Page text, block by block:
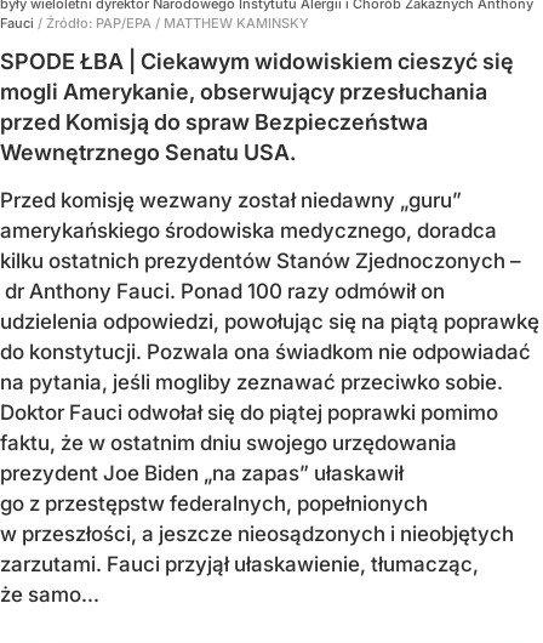
były wieloletni dyrektor Narodowego Instytutu Alergii i Chorób Zakaźnych Anthony
Fauci / Źródło: PAP/EPA / MATTHEW KAMINSKY
SPODE ŁBA | Ciekawym widowiskiem cieszyć się
mogli Amerykanie, obserwujący przesłuchania
przed Komisją do spraw Bezpieczeństwa
Wewnętrznego Senatu USA.
Przed komisję wezwany został niedawny „guru”
amerykańskiego środowiska medycznego, doradca
kilku ostatnich prezydentów Stanów Zjednoczonych –
dr Anthony Fauci. Ponad 100 razy odmówił on
udzielenia odpowiedzi, powołując się na piątą poprawkę
do konstytucji. Pozwala ona świadkom nie odpowiadać
na pytania, jeśli mogliby zeznawać przeciwko sobie.
Doktor Fauci odwołał się do piątej poprawki pomimo
faktu, że w ostatnim dniu swojego urzędowania
prezydent Joe Biden „na zapas” ułaskawił
go z przestępstw federalnych, popełnionych
w przeszłości, a jeszcze nieosądzonych i nieobjętych
zarzutami. Fauci przyjął ułaskawienie, tłumacząc,
że samo...